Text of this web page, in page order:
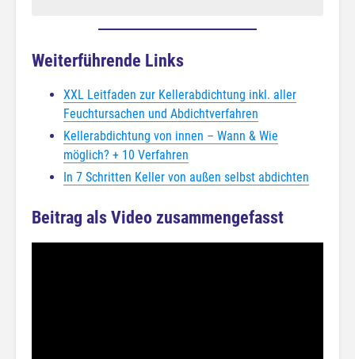
Weiterführende Links
XXL Leitfaden zur Kellerabdichtung inkl. aller
Feuchtursachen und Abdichtverfahren
Kellerabdichtung von innen – Wann & Wie
möglich? + 10 Verfahren
In 7 Schritten Keller von außen selbst abdichten
Beitrag als Video zusammengefasst